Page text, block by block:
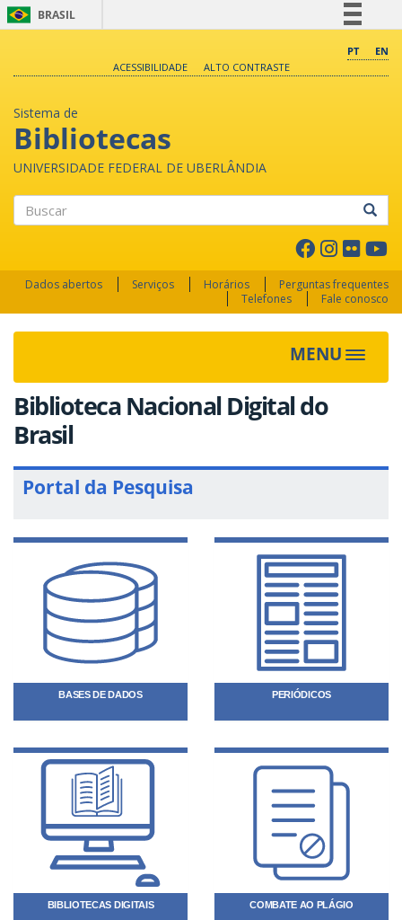
BRASIL
Comunica BR
PT
EN
ACESSIBILIDADE
ALTO CONTRASTE
Sistema de
Bibliotecas
UNIVERSIDADE FEDERAL DE UBERLÂNDIA
Dados abertos Serviços Horários
Perguntas frequentes
Telefones
Fale conosco
MENU Toggle
Biblioteca Nacional Digital do
Brasil
Portal da Pesquisa
BASES DE DADOS PERIÓDICOS
BIBLIOTECAS DIGITAIS COMBATE AO PLÁGIO